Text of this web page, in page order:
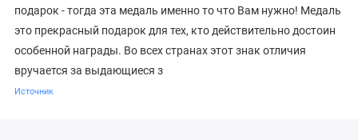
подарок - тогда эта медаль именно то что Вам нужно! Медаль
это прекрасный подарок для тех, кто действительно достоин
особенной награды. Во всех странах этот знак отличия
вручается за выдающиеся з
Источник